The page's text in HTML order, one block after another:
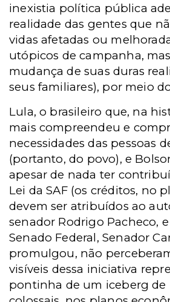
inexistia política pública
realidade das gentes que
vidas afetadas ou
utópicos de campanha,
mudança de suas duras
seus familiares), por meio
Lula, o brasileiro que, na
mais compreendeu e
necessidades das pessoas
(portanto, do povo), e
apesar de nada ter
Lei da SAF (os créditos, no
devem ser atribuídos ao
senador Rodrigo Pacheco,
Senado Federal, Senador
promulgou, não
visíveis dessa iniciativa
pontinha de um iceberg de